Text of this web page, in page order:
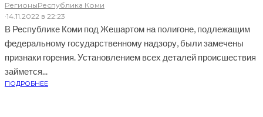
РегионыРеспублика Коми
·14.11.2022 в 22:23
В Республике Коми под Жешартом на полигоне, подлежащим
федеральному государственному надзору, были замечены
признаки горения. Установлением всех деталей происшествия
займется...
ПОДРОБНЕЕ